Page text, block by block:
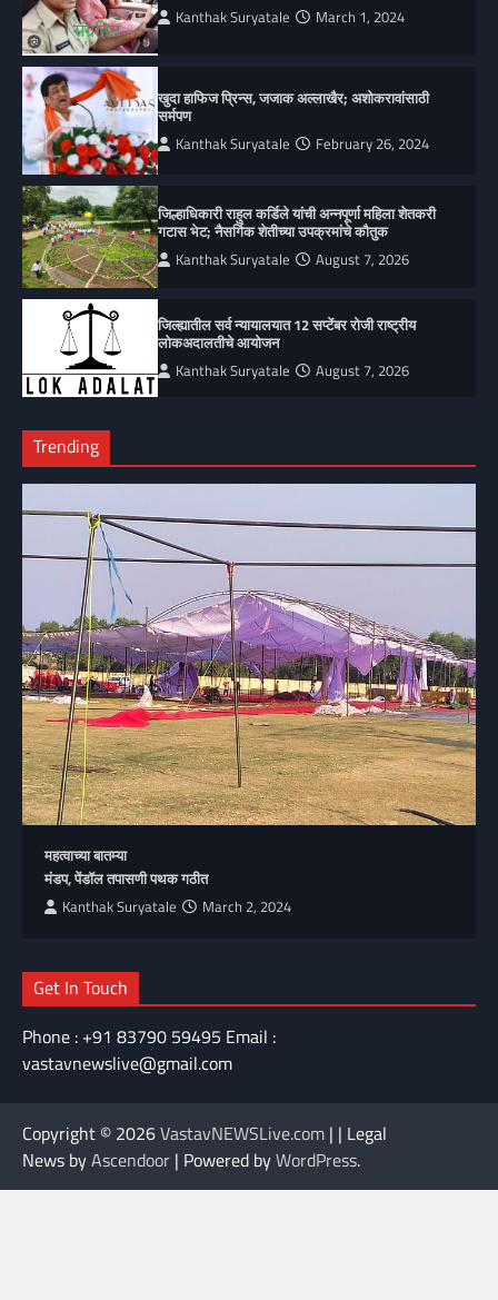
Kanthak Suryatale March 1, 2024
खुदा हाफिज प्रिन्स, जजाक अल्लाखैर; अशोकरावांसाठी
सर्मपण
Kanthak Suryatale February 26, 2024
जिल्हाधिकारी राहुल कर्डिले यांची अन्नपूर्णा महिला शेतकरी
गटास भेट; नैसर्गिक शेतीच्या उपक्रमांचे कौतुक
Kanthak Suryatale August 7, 2026
जिल्ह्यातील सर्व न्यायालयात 12 सप्टेंबर रोजी राष्ट्रीय
लोकअदालतीचे आयोजन
Kanthak Suryatale August 7, 2026
Trending
महत्वाच्या बातम्या
मंडप, पेंडॉल तपासणी पथक गठीत
Kanthak Suryatale March 2, 2024
Get In Touch
Phone : +91 83790 59495 Email :
vastavnewslive@gmail.com
Copyright © 2026VastavNEWSLive.com | | Legal
News byAscendoor | Powered byWordPress.